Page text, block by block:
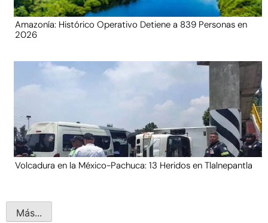
Amazonía: Histórico Operativo Detiene a 839 Personas en
2026
Volcadura en la México-Pachuca: 13 Heridos en Tlalnepantla
Más...